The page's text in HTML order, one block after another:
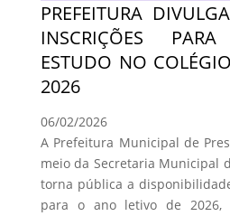
PREFEITURA
INSCRIÇÕES
ESTUDO NO
2026
06/02/2026
A Prefeitura Municipal de
meio da Secretaria Municipal
torna pública a
para o ano letivo de 2026,